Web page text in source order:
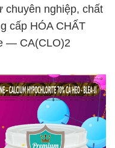
chuyên nghiệp, chất
cấp HÓA CHẤT
— CA(CLO)2